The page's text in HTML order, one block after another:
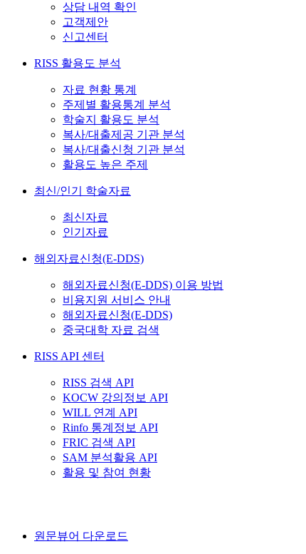
상담 내역 확인
고객제안
신고센터
RISS 활용도 분석
자료 현황 통계
주제별 활용통계 분석
학술지 활용도 분석
복사/대출제공 기관 분석
복사/대출신청 기관 분석
활용도 높은 주제
최신/인기 학술자료
최신자료
인기자료
해외자료신청(E-DDS)
해외자료신청(E-DDS) 이용 방법
비용지원 서비스 안내
해외자료신청(E-DDS)
중국대학 자료 검색
RISS API 센터
RISS 검색 API
KOCW 강의정보 API
WILL 연계 API
Rinfo 통계정보 API
FRIC 검색 API
SAM 분석활용 API
활용 및 참여 현황
원문뷰어 다운로드